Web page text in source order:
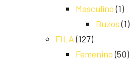
Masculino (1)
Buzos (1)
FILA (127)
Femenino (50)